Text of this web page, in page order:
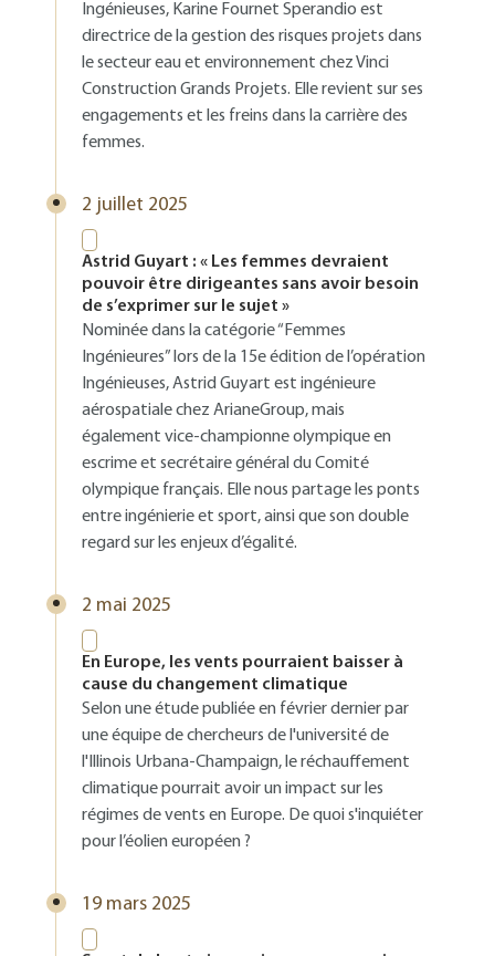
Ingénieuses, Karine Fournet Sperandio est
directrice de la gestion des risques projets dans
le secteur eau et environnement chez Vinci
Construction Grands Projets. Elle revient sur ses
engagements et les freins dans la carrière des
femmes.
2 juillet 2025
Astrid Guyart : « Les femmes devraient
pouvoir être dirigeantes sans avoir besoin
de s’exprimer sur le sujet »
Nominée dans la catégorie “Femmes
Ingénieures” lors de la 15e édition de l’opération
Ingénieuses, Astrid Guyart est ingénieure
aérospatiale chez ArianeGroup, mais
également vice-championne olympique en
escrime et secrétaire général du Comité
olympique français. Elle nous partage les ponts
entre ingénierie et sport, ainsi que son double
regard sur les enjeux d’égalité.
2 mai 2025
En Europe, les vents pourraient baisser à
cause du changement climatique
Selon une étude publiée en février dernier par
une équipe de chercheurs de l'université de
l'Illinois Urbana-Champaign, le réchauffement
climatique pourrait avoir un impact sur les
régimes de vents en Europe. De quoi s'inquiéter
pour l’éolien européen ?
19 mars 2025